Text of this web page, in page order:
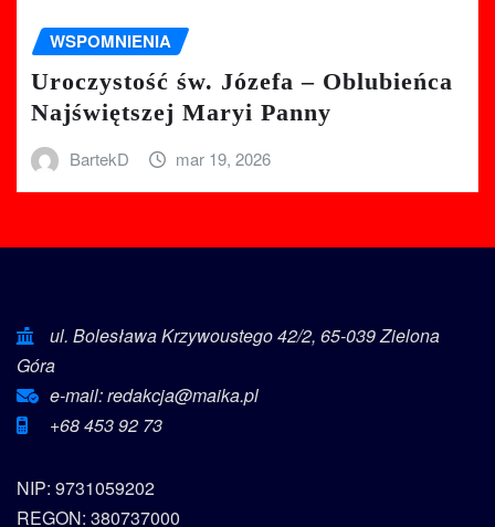
WSPOMNIENIA
Uroczystość św. Józefa – Oblubieńca
Najświętszej Maryi Panny
BartekD mar 19, 2026
ul. Bolesława Krzywoustego 42/2, 65-039 Zielona
Góra
e-mail: redakcja@maika.pl
+68 453 92 73
NIP: 9731059202
REGON: 380737000